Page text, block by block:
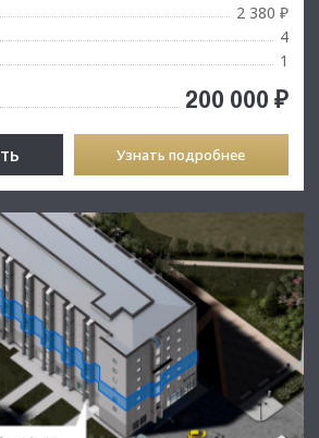
2 380 ₽
4
1
200 000 ₽
Узнать подробнее